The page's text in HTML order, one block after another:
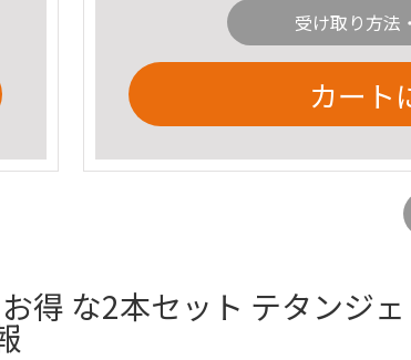
受け取り方法
カート
得 な2本セット テタンジ